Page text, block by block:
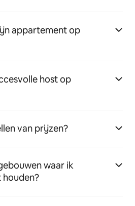
appartement op
host op
van prijzen?
waar ik
houden?